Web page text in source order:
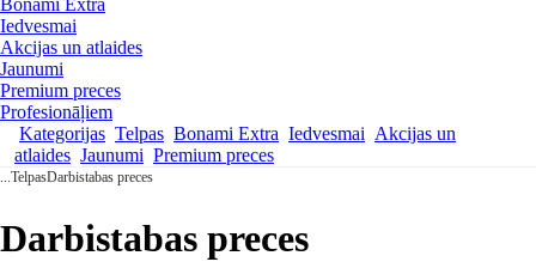
Bonami Extra
Iedvesmai
Akcijas un atlaides
Jaunumi
Premium preces
Profesionāļiem
Kategorijas Telpas Bonami Extra Iedvesmai Akcijas un
atlaides Jaunumi Premium preces
...TelpasDarbistabas preces
Darbistabas preces